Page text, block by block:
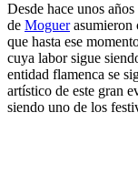
Desde hace unos
de Moguerasumieron
que hasta ese
cuya labor sigue
entidad flamenca se
artístico de este gran
siendo uno de los